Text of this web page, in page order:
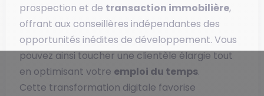
prospection et de transaction immobilière,
offrant aux conseillères indépendantes des
opportunités inédites de développement. Vous
pouvez ainsi toucher une clientèle élargie tout
en optimisant votre emploi du temps.
Cette transformation digitale favorise